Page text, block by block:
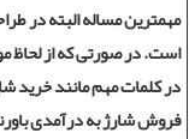
مهمترین مساله البته در
است. در صورتی که از لحاظ
در کلمات مهم مانند خرید
فروش شارژ به درآمدی